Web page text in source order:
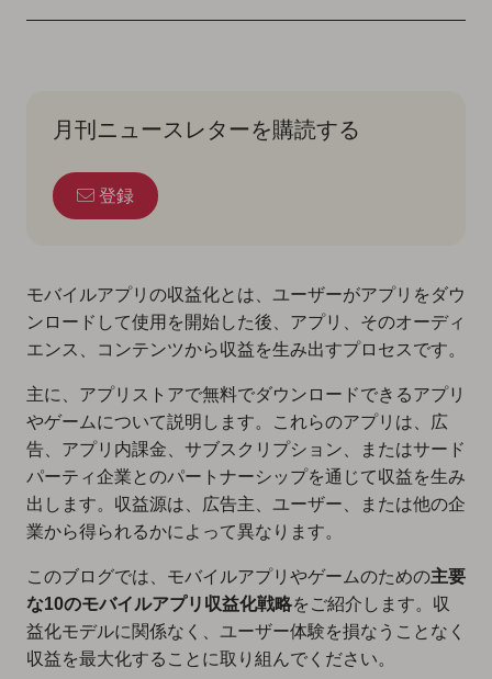
月刊ニュースレターを購読する
登録
モバイルアプリの収益化とは、ユーザーがアプリをダウ
ンロードして使用を開始した後、アプリ、そのオーディ
エンス、コンテンツから収益を生み出すプロセスです。
主に、アプリストアで無料でダウンロードできるアプリ
やゲームについて説明します。これらのアプリは、広
告、アプリ内課金、サブスクリプション、またはサード
パーティ企業とのパートナーシップを通じて収益を生み
出します。収益源は、広告主、ユーザー、または他の企
業から得られるかによって異なります。
このブログでは、モバイルアプリやゲームのための主要
な10のモバイルアプリ収益化戦略をご紹介します。収
益化モデルに関係なく、ユーザー体験を損なうことなく
収益を最大化することに取り組んでください。